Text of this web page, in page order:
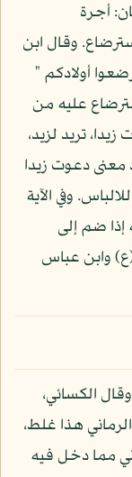
أجرة
وقال ابن
أولادكم "
عليه من
تريد لزيد،
معنى دعوت زيدا
وفي الآية
إذا ضم إلى
وابن عباس
الكسائي،
هذا غلط،
مما دخل فيه